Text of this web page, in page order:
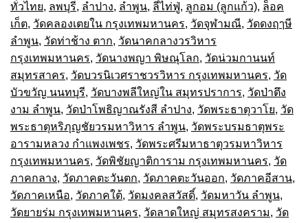
ทั่วไทย, ลพบุรี, ลำปาง, ลำพูน, ลี่ไท่ฟู่, ลูกอม (ลูกแก้ว), ล็อค
เก็ต, วัดคลองเตยใน กรุงเทพมหานคร, วัดจุฬามณี, วัดดงฤๅษี
ลำพูน, วัดท่าช้าง ตาก, วัดนาคกลางวรวิหาร
กรุงเทพมหานคร, วัดนางพญา พิษณุโลก, วัดน่วมกานนท์
สมุทรสาคร, วัดบวรนิเวศราชวรวิหาร กรุงเทพมหานคร, วัด
บัวขวัญ นนทบุรี, วัดบางพลีใหญ่ใน สมุทรปราการ, วัดป่าตึง
งาม ลำพูน, วัดป่าโพธิญาณรังสี ลำปาง, วัดพระธาตุวาโย, วัด
พระธาตุหริภุญชัยวรมหาวิหาร ลำพูน, วัดพระบรมธาตุพระ
อารามหลวง กำแพงเพชร, วัดพระศรีมหาธาตุวรมหาวิหาร
กรุงเทพมหานคร, วัดพิชัยญาติการาม กรุงเทพมหานคร, วัด
ภาคกลาง, วัดภาคตะวันตก, วัดภาคตะวันออก, วัดภาคอีสาน,
วัดภาคเหนือ, วัดภาคใต้, วัดมงคลสวัสดิ์, วัดมหาวัน ลำพูน,
วัดยายร่ม กรุงเทพมหานคร, วัดลาดใหญ่ สมุทรสงคราม, วัด